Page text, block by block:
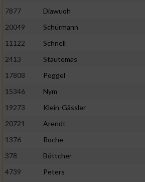
7877
Diawuoh
20049
Schürmann
11122
Schnell
2413
Stautemas
17808
Poggel
15346
Nym
19273
Klein-Gässler
20721
Arendt
1376
Roche
378
Böttcher
4739
Peters